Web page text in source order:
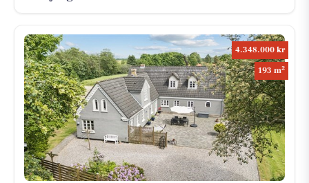
4.348.000 kr
193 m2